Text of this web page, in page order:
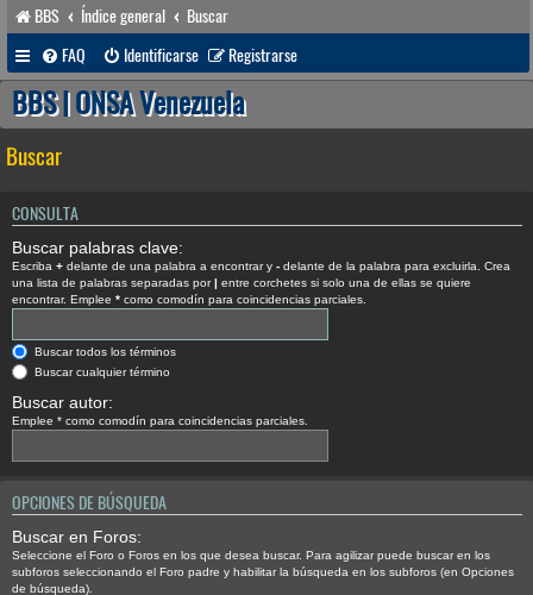
BBS Índice general
Buscar
FAQ
Identificarse Registrarse
BBS | ONSA Venezuela
Buscar
CONSULTA
Buscar palabras clave:
Escriba + delante de una palabra a encontrar y - delante de la palabra para excluirla. Crea
una lista de palabras separadas por| entre corchetes si solo una de ellas se quiere
encontrar. Emplee * como comodín para coincidencias parciales.
Buscar todos los términos
Buscar cualquier término
Buscar autor:
Emplee * como comodín para coincidencias parciales.
OPCIONES DE BÚSQUEDA
Buscar en Foros:
Seleccione el Foro o Foros en los que desea buscar. Para agilizar puede buscar en los
subforos seleccionando el Foro padre y habilitar la búsqueda en los subforos (en Opciones
de búsqueda).